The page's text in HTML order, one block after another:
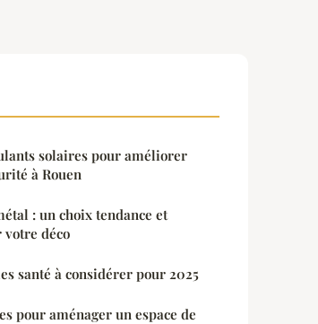
solaires pour améliorer
à Rouen
: un choix tendance et
déco
santé à considérer pour 2025
pour aménager un espace de